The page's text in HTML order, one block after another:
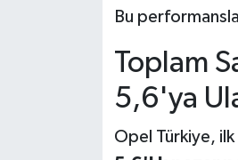
Bu
Toplam
5,6'ya
Opel Türkiye,